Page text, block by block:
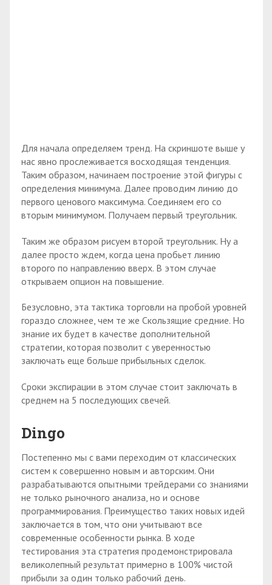
Для начала определяем тренд. На скриншоте выше у
нас явно прослеживается восходящая тенденция.
Таким образом, начинаем построение этой фигуры с
определения минимума. Далее проводим линию до
первого ценового максимума. Соединяем его со
вторым минимумом. Получаем первый треугольник.
Таким же образом рисуем второй треугольник. Ну а
далее просто ждем, когда цена пробьет линию
второго по направлению вверх. В этом случае
открываем опцион на повышение.
Безусловно, эта тактика торговли на пробой уровней
гораздо сложнее, чем те же Скользящие средние. Но
знание их будет в качестве дополнительной
стратегии, которая позволит с уверенностью
заключать еще больше прибыльных сделок.
Сроки экспирации в этом случае стоит заключать в
среднем на 5 последующих свечей.
Dingo
Постепенно мы с вами переходим от классических
систем к совершенно новым и авторским. Они
разрабатываются опытными трейдерами со знаниями
не только рыночного анализа, но и основе
программирования. Преимущество таких новых идей
заключается в том, что они учитывают все
современные особенности рынка. В ходе
тестирования эта стратегия продемонстрировала
великолепный результат примерно в 100% чистой
прибыли за один только рабочий день.